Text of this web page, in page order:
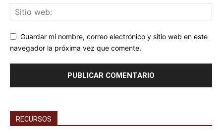
Guardar mi nombre, correo electrónico y sitio web en este
navegador la próxima vez que comente.
RECURSOS